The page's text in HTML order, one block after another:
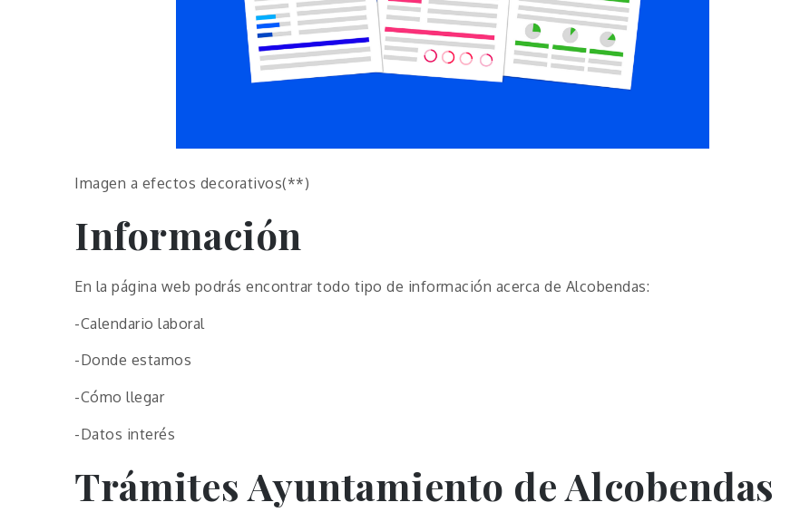
Imagen a efectos decorativos(**)
Información
En la página web podrás encontrar todo tipo de información acerca de Alcobendas:
-Calendario laboral
-Donde estamos
-Cómo llegar
-Datos interés
Trámites Ayuntamiento de Alcobendas